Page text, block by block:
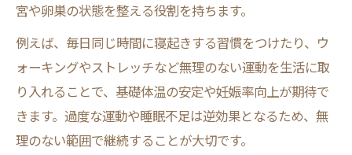
宮や卵巣の状態を整える役割を持ちます。
例えば、毎日同じ時間に寝起きする習慣をつけたり、ウ
ォーキングやストレッチなど無理のない運動を生活に取
り入れることで、基礎体温の安定や妊娠率向上が期待で
きます。過度な運動や睡眠不足は逆効果となるため、無
理のない範囲で継続することが大切です。